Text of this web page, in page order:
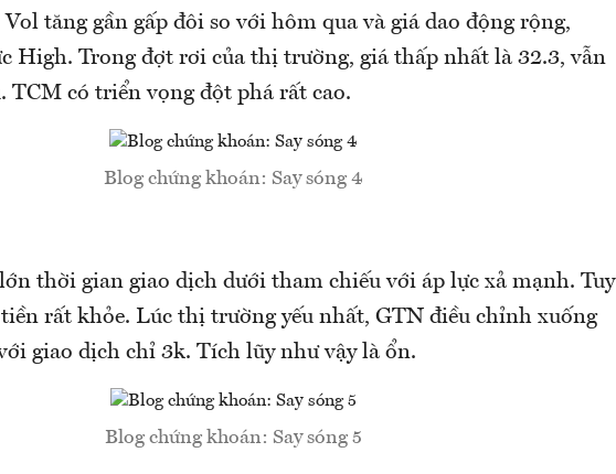
tăng gần gấp đôi so với hôm qua và giá dao động rộng,
High. Trong đợt rơi của thị trường, giá thấp nhất là 32.3, vẫn
TCM có triển vọng đột phá rất cao.
Blog chứng khoán: Say sóng 4
thời gian giao dịch dưới tham chiếu với áp lực xả mạnh. Tuy
rất khỏe. Lúc thị trường yếu nhất, GTN điều chỉnh xuống
giao dịch chỉ 3k. Tích lũy như vậy là ổn.
Blog chứng khoán: Say sóng 5